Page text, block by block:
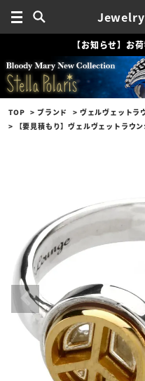
【お知らせ】お
TOP ブランド
ヴェルヴェットラ
【要見積もり】ヴェルヴェットラウ